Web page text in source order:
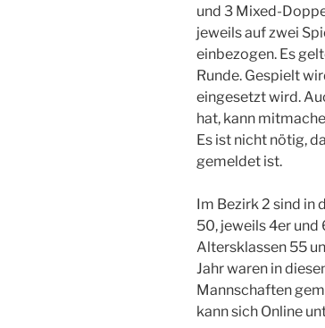
und 3 Mixed-
jeweils auf zwei
einbezogen. Es
Runde. Gespielt
eingesetzt wird.
hat, kann
Es ist nicht nötig,
gemeldet ist.
Im Bezirk 2 sind in
50, jeweils 4er
Altersklassen 55
Jahr waren in
Mannschaften
kann sich Online